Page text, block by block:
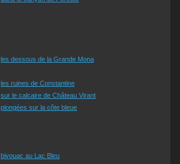
les dessous de la Grande Mona
les ruines de Constantine
sur le calcaire de Château Virant
plongées sur la côte bleue
bivouac au Lac Bleu